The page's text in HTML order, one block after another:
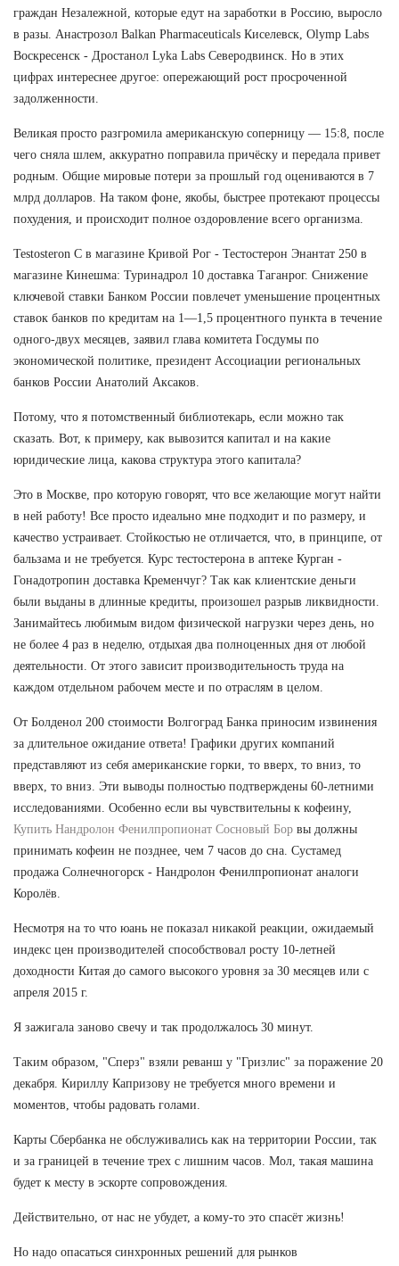
граждан Незалежной, которые едут на заработки в Россию, выросло
в разы. Анастрозол Balkan Pharmaceuticals Киселевск, Olymp Labs
Воскресенск - Дростанол Lyka Labs Северодвинск. Но в этих
цифрах интереснее другое: опережающий рост просроченной
задолженности.
Великая просто разгромила американскую соперницу — 15:8, после
чего сняла шлем, аккуратно поправила причёску и передала привет
родным. Общие мировые потери за прошлый год оцениваются в 7
млрд долларов. На таком фоне, якобы, быстрее протекают процессы
похудения, и происходит полное оздоровление всего организма.
Testosteron C в магазине Кривой Рог - Тестостерон Энантат 250 в
магазине Кинешма: Туринадрол 10 доставка Таганрог. Снижение
ключевой ставки Банком России повлечет уменьшение процентных
ставок банков по кредитам на 1—1,5 процентного пункта в течение
одного-двух месяцев, заявил глава комитета Госдумы по
экономической политике, президент Ассоциации региональных
банков России Анатолий Аксаков.
Потому, что я потомственный библиотекарь, если можно так
сказать. Вот, к примеру, как вывозится капитал и на какие
юридические лица, какова структура этого капитала?
Это в Москве, про которую говорят, что все желающие могут найти
в ней работу! Все просто идеально мне подходит и по размеру, и
качество устраивает. Стойкостью не отличается, что, в принципе, от
бальзама и не требуется. Курс тестостерона в аптеке Курган -
Гонадотропин доставка Кременчуг? Так как клиентские деньги
были выданы в длинные кредиты, произошел разрыв ликвидности.
Занимайтесь любимым видом физической нагрузки через день, но
не более 4 раз в неделю, отдыхая два полноценных дня от любой
деятельности. От этого зависит производительность труда на
каждом отдельном рабочем месте и по отраслям в целом.
От Болденол 200 стоимости Волгоград Банка приносим извинения
за длительное ожидание ответа! Графики других компаний
представляют из себя американские горки, то вверх, то вниз, то
вверх, то вниз. Эти выводы полностью подтверждены 60-летними
исследованиями. Особенно если вы чувствительны к кофеину,
Купить Нандролон Фенилпропионат Сосновый Бор вы должны
принимать кофеин не позднее, чем 7 часов до сна. Сустамед
продажа Солнечногорск - Нандролон Фенилпропионат аналоги
Королёв.
Несмотря на то что юань не показал никакой реакции, ожидаемый
индекс цен производителей способствовал росту 10-летней
доходности Китая до самого высокого уровня за 30 месяцев или с
апреля 2015 г.
Я зажигала заново свечу и так продолжалось 30 минут.
Таким образом, "Сперз" взяли реванш у "Гризлис" за поражение 20
декабря. Кириллу Капризову не требуется много времени и
моментов, чтобы радовать голами.
Карты Сбербанка не обслуживались как на территории России, так
и за границей в течение трех с лишним часов. Мол, такая машина
будет к месту в эскорте сопровождения.
Действительно, от нас не убудет, а кому-то это спасёт жизнь!
Но надо опасаться синхронных решений для рынков